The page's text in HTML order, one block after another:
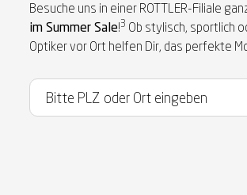
Besuche uns in einer ROTTLER-Filiale
im Summer Sale!3 Ob stylisch, sportlich
Optiker vor Ort helfen Dir, das perfekte